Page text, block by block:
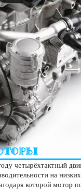
четырёхтактный
на
которой мотор